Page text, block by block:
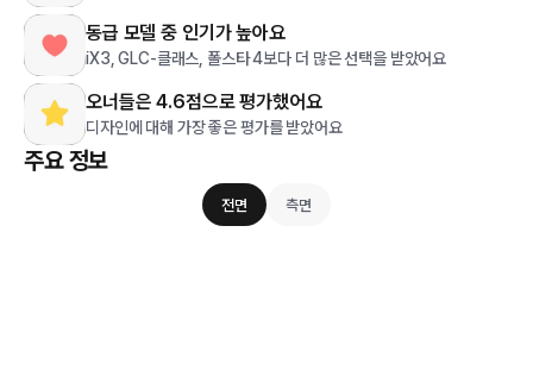
동급 모델 중 인기가 높아요
iX3, GLC-클래스, 폴스타 4보다 더 많은 선택을 받았어요
오너들은 4.6점으로 평가했어요
디자인에 대해 가장 좋은 평가를 받았어요
주요 정보
전면 측면